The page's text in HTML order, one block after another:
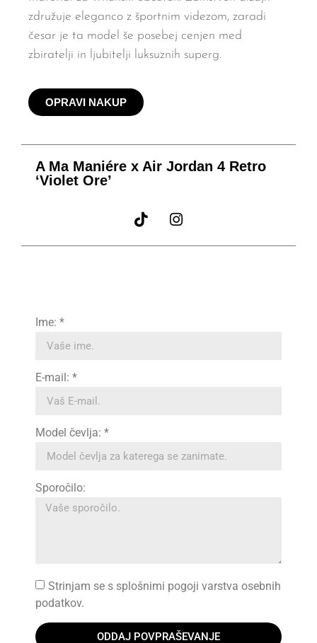
združuje eleganco z športnim videzom, zaradi
česar je ta model še posebej cenjen med
zbiratelji in ljubitelji luksuznih superg.
OPRAVI NAKUP
A Ma Maniére x Air Jordan 4 Retro
‘Violet Ore’
Ime: *
E-mail: *
Model čevlja: *
Sporočilo:
Strinjam se s splošnimi pogoji varstva osebnih
podatkov.
ODDAJ POVPRAŠEVANJE